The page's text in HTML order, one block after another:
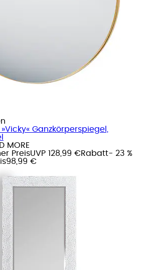
Ganzkörperspiegel,
MORE
PreisUVP 128,99 €Rabatt- 23 %
98,99 €